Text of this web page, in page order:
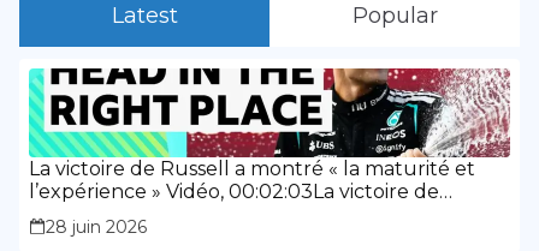
Latest Popular
La victoire de Russell a montré « la maturité et
l’expérience » Vidéo, 00:02:03La victoire de
Russell a montré « la maturité et l’expérience »
28 juin 2026